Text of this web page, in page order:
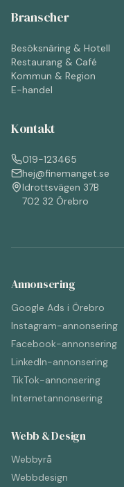
Branscher
Besöksnäring & Hotell
Restaurang & Café
Kommun & Region
E-handel
Kontakt
019-123465
hej@finemanget.se
Idrottsvägen 37B
702 32 Örebro
Annonsering
Google Ads i Örebro
Instagram-annonsering
Facebook-annonsering
LinkedIn-annonsering
TikTok-annonsering
Internetannonsering
Webb & Design
Webbyrå
Webbdesign